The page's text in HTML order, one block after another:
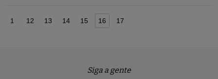
1 12 13 14 15 16 17
Siga a gente